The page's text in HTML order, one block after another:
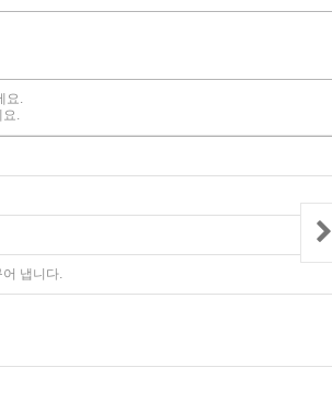
요.
요.
냅니다.